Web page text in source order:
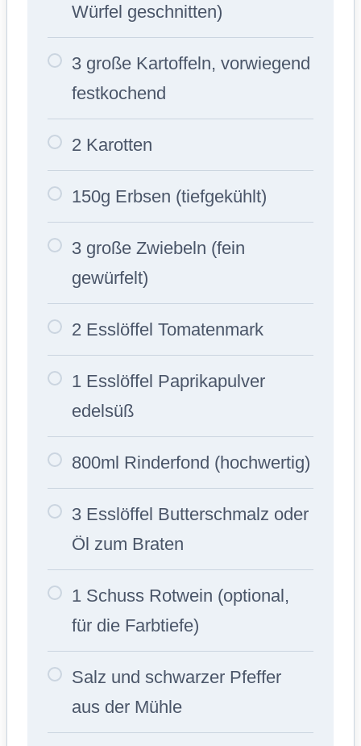
Würfel geschnitten)
3 große Kartoffeln, vorwiegend
festkochend
2 Karotten
150g Erbsen (tiefgekühlt)
3 große Zwiebeln (fein
gewürfelt)
2 Esslöffel Tomatenmark
1 Esslöffel Paprikapulver
edelsüß
800ml Rinderfond (hochwertig)
3 Esslöffel Butterschmalz oder
Öl zum Braten
1 Schuss Rotwein (optional,
für die Farbtiefe)
Salz und schwarzer Pfeffer
aus der Mühle